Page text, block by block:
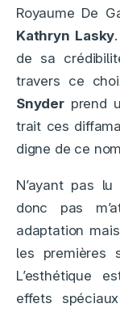
Royaume De
Kathryn Lasky
de sa
travers ce
Snyderprend
trait ces
digne de ce
N’ayant pas
donc pas
adaptation
les premières
L’esthétique
effets